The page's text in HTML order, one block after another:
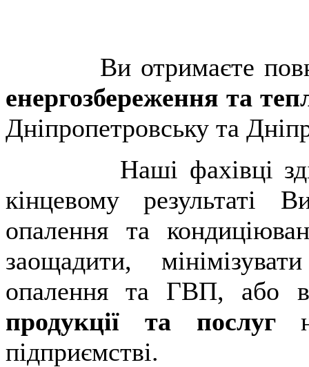
Ви отримаєте
енергозбереження та
Дніпропетровську та
Наші фахівці
кінцевому результаті
опалення та
заощадити,
опалення та ГВП, або
продукції та послуг
підприємстві.